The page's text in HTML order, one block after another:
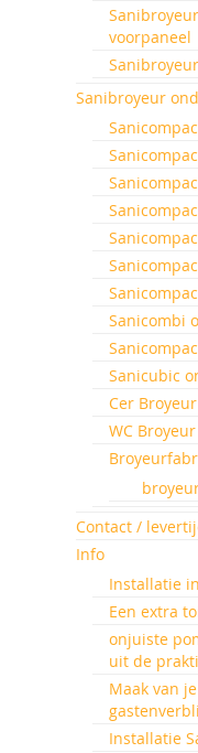
voorpaneel
Sanibroyeur
Sanicombi
Sanicubic
Cer
WC
Contact /
Info
Installatie
Een extra
onjuiste
uit de
Maak van
Installatie